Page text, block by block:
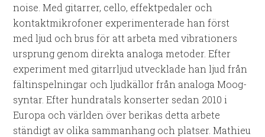
noise. Med gitarrer, cello, effektpedaler och
kontaktmikrofoner experimenterade han först
med ljud och brus för att arbeta med vibrationers
ursprung genom direkta analoga metoder. Efter
experiment med gitarrljud utvecklade han ljud från
fältinspelningar och ljudkällor från analoga Moog-
syntar. Efter hundratals konserter sedan 2010 i
Europa och världen över berikas detta arbete
ständigt av olika sammanhang och platser. Mathieu